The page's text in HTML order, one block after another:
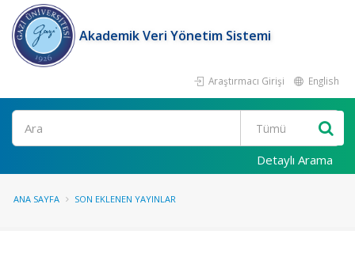
Akademik Veri Yönetim Sistemi
Araştırmacı Girişi English
Ara
Detaylı Arama
ANA SAYFA SON EKLENEN YAYINLAR